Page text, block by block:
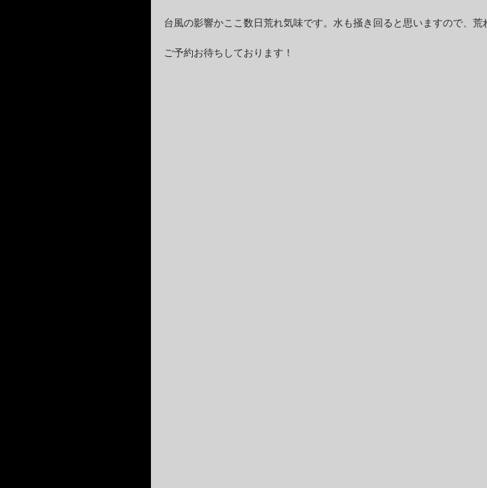
台風の影響かここ数日荒れ気味です。水も掻き回ると思いますので、
ご予約お待ちしております！